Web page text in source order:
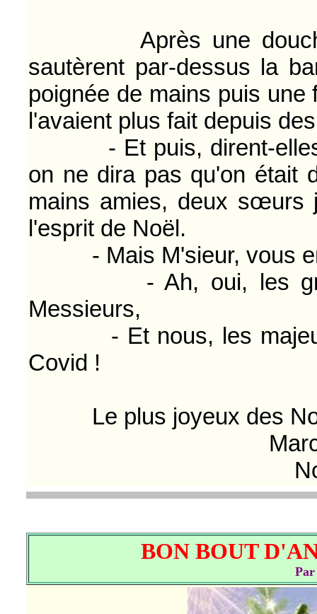
Après une douche
sautèrent par-dessus la
poignée de mains puis
l'avaient plus fait depuis
- Et puis, dirent-elles
on ne dira pas qu'on était
mains amies, deux sœurs
l'esprit de Noël.
- Mais M'sieur, vous
- Ah, oui, les
Messieurs,
- Et nous, les
Covid !
Le plus joyeux des
BON BOUT
Par